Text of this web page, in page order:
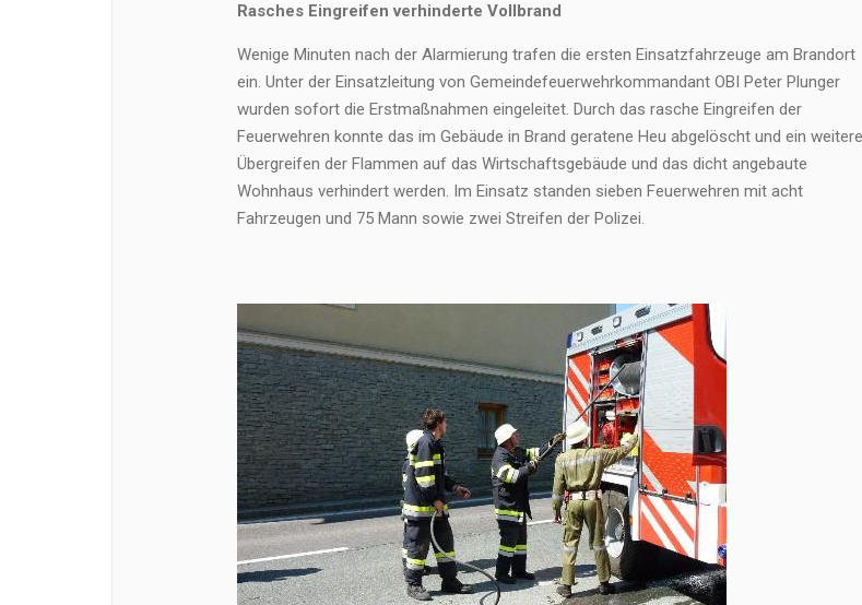
Rasches Eingreifen verhinderte Vollbrand
Wenige Minuten nach der Alarmierung trafen die ersten Einsatzfahrzeuge am Brandort
ein. Unter der Einsatzleitung von Gemeindefeuerwehrkommandant OBI Peter Plunger
wurden sofort die Erstmaßnahmen eingeleitet. Durch das rasche Eingreifen der
Feuerwehren konnte das im Gebäude in Brand geratene Heu abgelöscht und ein
Übergreifen der Flammen auf das Wirtschaftsgebäude und das dicht angebaute
Wohnhaus verhindert werden. Im Einsatz standen sieben Feuerwehren mit acht
Fahrzeugen und 75 Mann sowie zwei Streifen der Polizei.